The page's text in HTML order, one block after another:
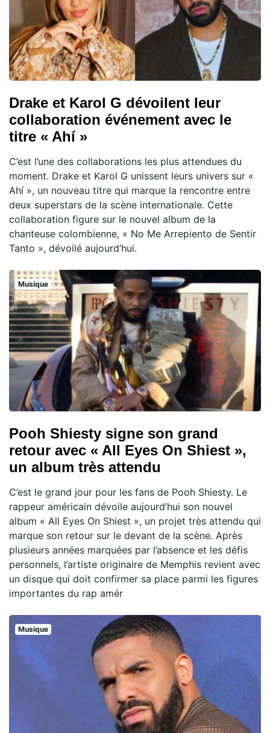
Drake et Karol G dévoilent leur
collaboration événement avec le
titre « Ahí »
C’est l’une des collaborations les plus attendues du
moment. Drake et Karol G unissent leurs univers sur «
Ahí », un nouveau titre qui marque la rencontre entre
deux superstars de la scène internationale. Cette
collaboration figure sur le nouvel album de la
chanteuse colombienne, « No Me Arrepiento de Sentir
Tanto », dévoilé aujourd’hui.
Musique
Pooh Shiesty signe son grand
retour avec « All Eyes On Shiest »,
un album très attendu
C’est le grand jour pour les fans de Pooh Shiesty. Le
rappeur américain dévoile aujourd’hui son nouvel
album « All Eyes On Shiest », un projet très attendu qui
marque son retour sur le devant de la scène. Après
plusieurs années marquées par l’absence et les défis
personnels, l’artiste originaire de Memphis revient avec
un disque qui doit confirmer sa place parmi les figures
importantes du rap amér
Musique